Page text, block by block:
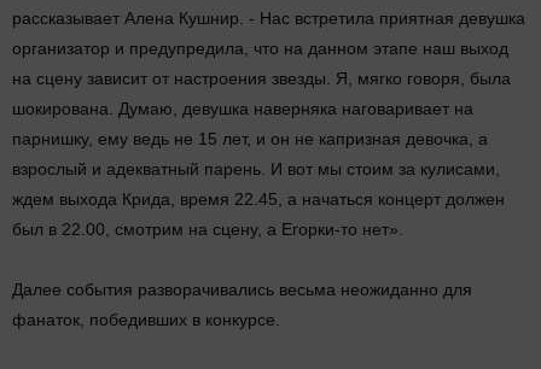
рассказывает Алена Кушнир. - Нас встретила приятная девушка
организатор и предупредила, что на данном этапе наш выход
на сцену зависит от настроения звезды. Я, мягко говоря, была
шокирована. Думаю, девушка наверняка наговаривает на
парнишку, ему ведь не 15 лет, и он не капризная девочка, а
взрослый и адекватный парень. И вот мы стоим за кулисами,
ждем выхода Крида, время 22.45, а начаться концерт должен
был в 22.00, смотрим на сцену, а Егорки-то нет».
Далее события разворачивались весьма неожиданно для
фанаток, победивших в конкурсе.